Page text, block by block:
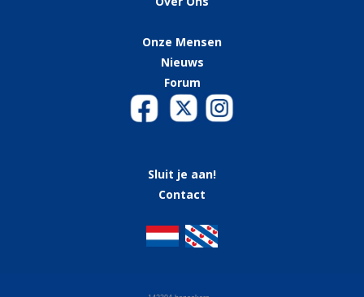
Onze Mensen
Nieuws
Forum
Sluit je aan!
Contact